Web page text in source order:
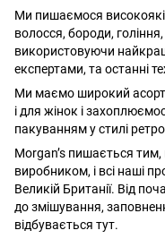
Ми пишаємося
волосся, бороди,
використовуючи
експертами, та останні
Ми маємо широкий
і для жінок і
пакуванням у стилі
Morgan’s пишається
виробником, і всі наші
Великій Британії. Від
до змішування,
відбувається тут.